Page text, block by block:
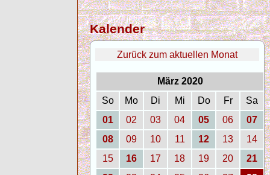
Kalender
Zurück zum aktuellen Monat
März 2020
So
Mo Di Mi Do Fr
Sa
01
02 03 04 05 06
07
08
09 10 11 12 13
14
15
16 17 18 19 20
21